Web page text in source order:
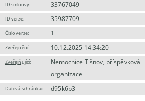
ID smlouvy: 33767049
ID verze: 35987709
Číslo verze: 1
Zveřejnění: 10.12.2025 14:34:20
Zveřejňující:
Nemocnice Tišnov, příspěvková
organizace
Datová schránka: d95k6p3